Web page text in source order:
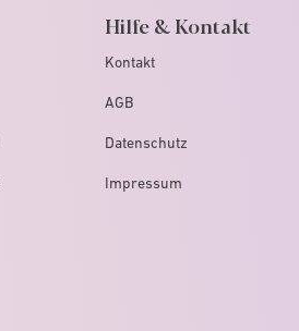
Hilfe & Kontakt
Kontakt
AGB
Datenschutz
Impressum